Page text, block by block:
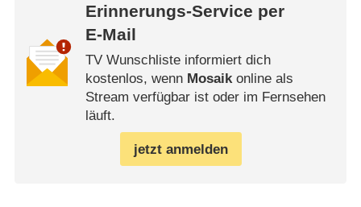
Erinnerungs-Service per
E-Mail
TV Wunschliste informiert dich
kostenlos, wenn Mosaikonline als
Stream verfügbar ist oder im Fernsehen
läuft.
jetzt anmelden